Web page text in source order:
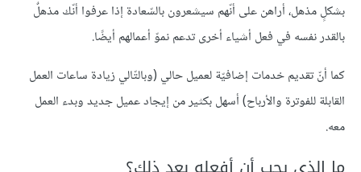
بشكلٍ مذهل، أراهن على أنّهم سيشعرون بالسّعادة إذا عرفوا أنّك مذهلٌ
بالقدر نفسه في فعل أشياء أخرى تدعم نموّ أعمالهم أيضًا.
كما أنّ تقديم خدمات إضافيّة لعميل حالي (وبالتّالي زيادة ساعات العمل
القابلة للفوترة والأرباح) أسهل بكثير من إيجاد عميل جديد وبدء العمل
معه.